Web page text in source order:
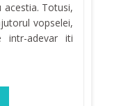
Totusi,
vopselei,
intr-adevar iti